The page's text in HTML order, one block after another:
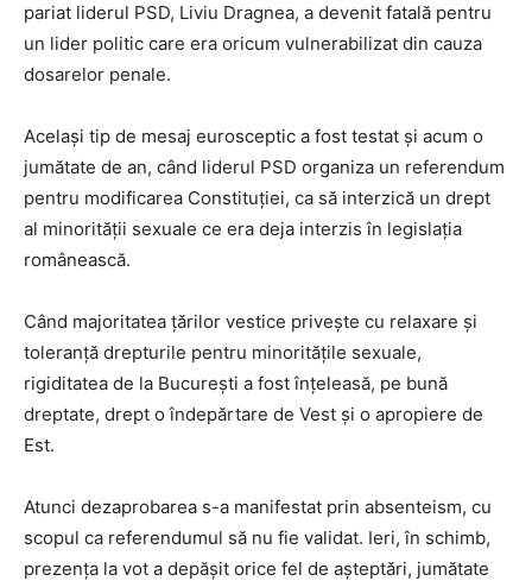
pariat liderul PSD, Liviu Dragnea, a devenit fatală pentru
un lider politic care era oricum vulnerabilizat din cauza
dosarelor penale.
Același tip de mesaj eurosceptic a fost testat și acum o
jumătate de an, când liderul PSD organiza un referendum
pentru modificarea Constituției, ca să interzică un drept
al minorității sexuale ce era deja interzis în legislația
românească.
Când majoritatea țărilor vestice privește cu relaxare și
toleranță drepturile pentru minoritățile sexuale,
rigiditatea de la București a fost înțeleasă, pe bună
dreptate, drept o îndepărtare de Vest și o apropiere de
Est.
Atunci dezaprobarea s-a manifestat prin absenteism, cu
scopul ca referendumul să nu fie validat. Ieri, în schimb,
prezența la vot a depășit orice fel de așteptări, jumătate